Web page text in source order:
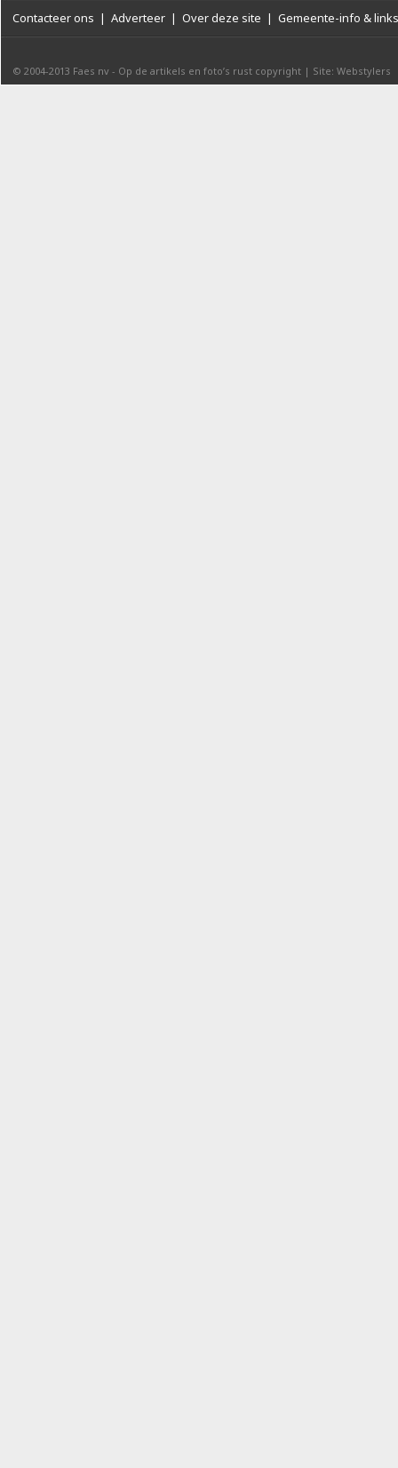
Contacteer ons | Adverteer | Over deze site | Gemeente-info & links
© 2004-2013 Faes nv - Op de artikels en foto’s rust copyright | Site: Webstylers